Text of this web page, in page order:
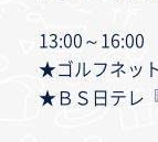
13:00～16:00
★ゴルフネッ
★ＢＳ日テレ